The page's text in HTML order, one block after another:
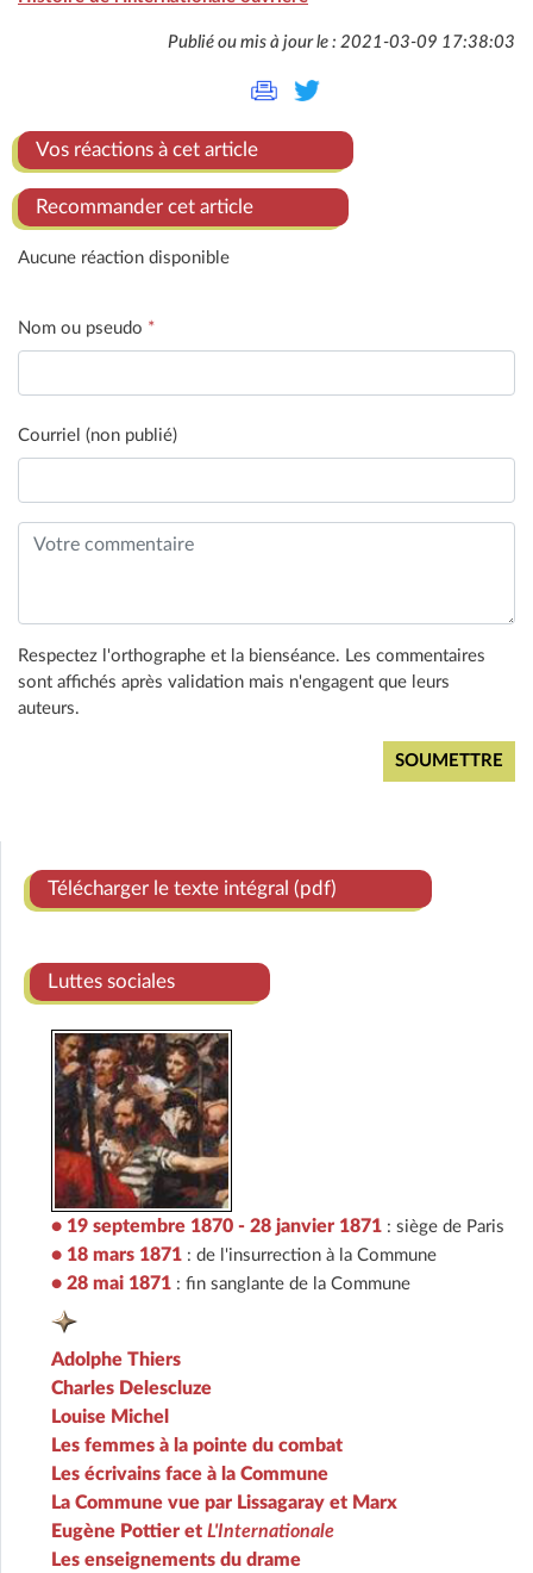
Publié ou mis à jour le : 2021-03-09 17:38:03
Vos réactions à cet article
Recommander cet article
Aucune réaction disponible
Nom ou pseudo *
Courriel (non publié)
Respectez l'orthographe et la bienséance. Les commentaires
sont affichés après validation mais n'engagent que leurs
auteurs.
Télécharger le texte intégral (pdf)
Luttes sociales
• 19 septembre 1870 - 28 janvier 1871 : siège de Paris
• 18 mars 1871 : de l'insurrection à la Commune
• 28 mai 1871 : fin sanglante de la Commune
Adolphe Thiers
Charles Delescluze
Louise Michel
Les femmes à la pointe du combat
Les écrivains face à la Commune
La Commune vue par Lissagaray et Marx
Eugène Pottier et L'Internationale
Les enseignements du drame